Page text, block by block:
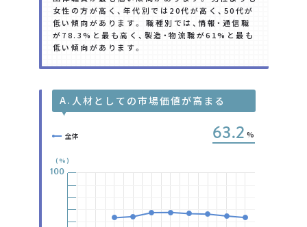
女性の方が高く、年代別では20代が高く、50代が
低い傾向があります。 職種別では、情報・通信職
が78.3%と最も高く、製造・物流職が61%と最も
低い傾向があります。
A. 人材としての市場価値が高まる
63.2 %
全体
(%)
100
100
100
100
100
100
100